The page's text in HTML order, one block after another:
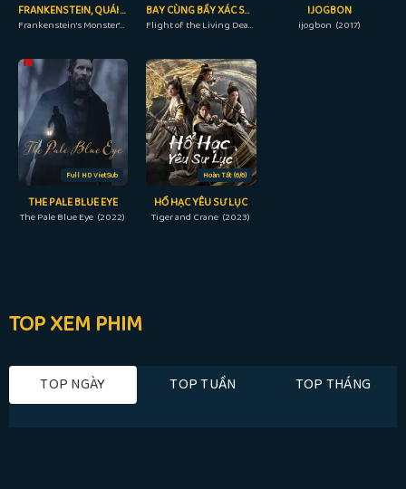
FRANKENSTEIN, QUÁI VẬT CỦA QUÁI VẬT CỦA FRANKENSTEIN
Frankenstein's Monster's Monster, Frankenstein (2019)
BAY CÙNG BẦY XÁC SỐNG
Flight of the Living Dead (2007)
IJOGBON
ijogbon (2017)
Full HD VietSub
THE PALE BLUE EYE
The Pale Blue Eye (2022)
Hoàn Tất (6/6)
HỔ HẠC YÊU SƯ LỤC
Tiger and Crane (2023)
TOP XEM PHIM
TOP NGÀY TOP TUẦN TOP THÁNG